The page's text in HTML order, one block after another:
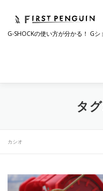
ッ
G-SHOCKの使い方が分かる！ G
事業紹介
時計コラム
採用情報
タ
カシオ